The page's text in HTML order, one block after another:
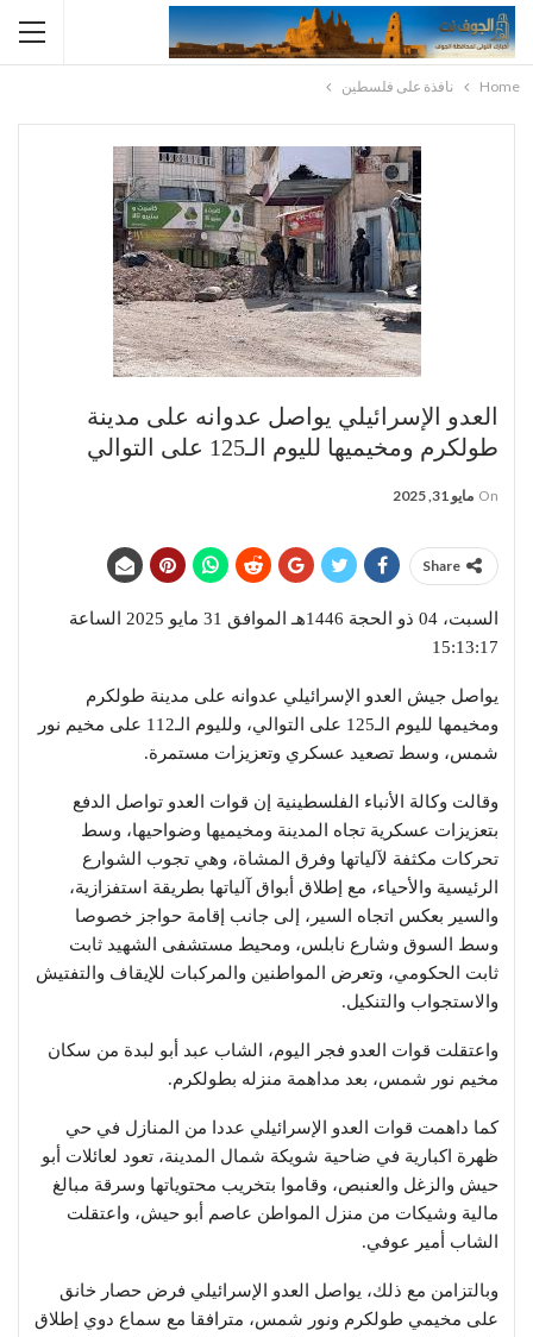
Home نافذة على فلسطين
العدو الإسرائيلي يواصل عدوانه على مدينة
طولكرم ومخيميها لليوم الـ125 على التوالي
On مايو 31, 2025
Share
السبت، 04 ذو الحجة 1446هـ الموافق 31 مايو 2025 الساعة
15:13:17
يواصل جيش العدو الإسرائيلي عدوانه على مدينة طولكرم
ومخيمها لليوم الـ125 على التوالي، ولليوم الـ112 على مخيم نور
شمس، وسط تصعيد عسكري وتعزيزات مستمرة.
وقالت وكالة الأنباء الفلسطينية إن قوات العدو تواصل الدفع
بتعزيزات عسكرية تجاه المدينة ومخيميها وضواحيها، وسط
تحركات مكثفة لآلياتها وفرق المشاة، وهي تجوب الشوارع
الرئيسية والأحياء، مع إطلاق أبواق آلياتها بطريقة استفزازية،
والسير بعكس اتجاه السير، إلى جانب إقامة حواجز خصوصا
وسط السوق وشارع نابلس، ومحيط مستشفى الشهيد ثابت
ثابت الحكومي، وتعرض المواطنين والمركبات للإيقاف والتفتيش
والاستجواب والتنكيل.
واعتقلت قوات العدو فجر اليوم، الشاب عبد أبو لبدة من سكان
مخيم نور شمس، بعد مداهمة منزله بطولكرم.
كما داهمت قوات العدو الإسرائيلي عددا من المنازل في حي
ظهرة اكبارية في ضاحية شويكة شمال المدينة، تعود لعائلات أبو
حيش والزغل والعنبص، وقاموا بتخريب محتوياتها وسرقة مبالغ
مالية وشيكات من منزل المواطن عاصم أبو حيش، واعتقلت
الشاب أمير عوفي.
وبالتزامن مع ذلك، يواصل العدو الإسرائيلي فرض حصار خانق
على مخيمي طولكرم ونور شمس، مترافقا مع سماع دوي إطلاق